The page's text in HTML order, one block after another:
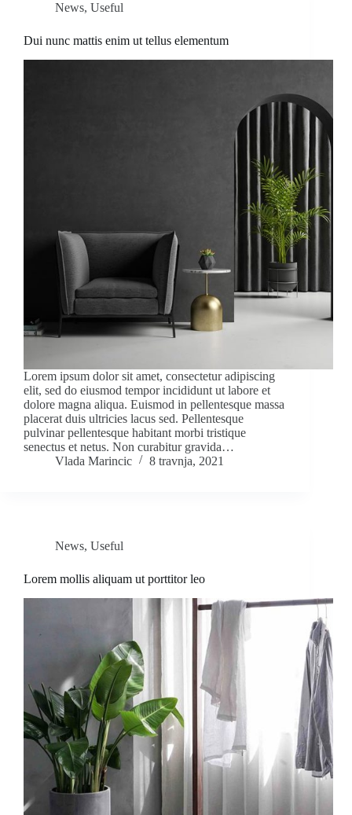
News, Useful
Dui nunc mattis enim ut tellus elementum
Lorem ipsum dolor sit amet, consectetur adipiscing
elit, sed do eiusmod tempor incididunt ut labore et
dolore magna aliqua. Euismod in pellentesque massa
placerat duis ultricies lacus sed. Pellentesque
pulvinar pellentesque habitant morbi tristique
senectus et netus. Non curabitur gravida…
Vlada Marincic
8 travnja, 2021
News, Useful
Lorem mollis aliquam ut porttitor leo